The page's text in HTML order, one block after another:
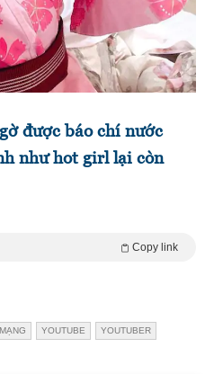
được báo chí nước
như hot girl lại còn
Copy link
YOUTUBE YOUTUBER